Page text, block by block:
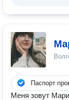
Паспорт
Меня зовут